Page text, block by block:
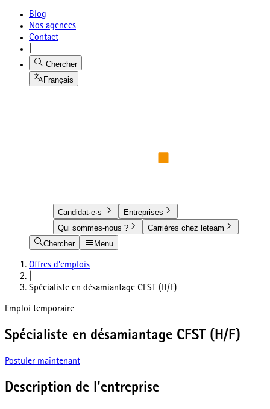
Blog
Nos agences
Contact
Chercher
Français
Candidat·e·s
Entreprises
Qui sommes-nous ?
Carrières chez leteam
Chercher
Menu
Offres d'emplois
Spécialiste en désamiantage CFST (H/F)
Emploi temporaire
Spécialiste en désamiantage CFST (H/F)
Postuler maintenant
Description de l'entreprise